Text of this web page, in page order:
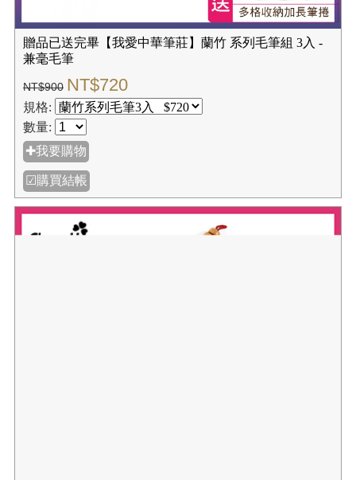
贈品已送完畢【我愛中華筆莊】蘭竹 系列毛筆組 3入 -
兼毫毛筆
NT$900 NT$720
規格:
數量:
✚我要購物
☑購買結帳